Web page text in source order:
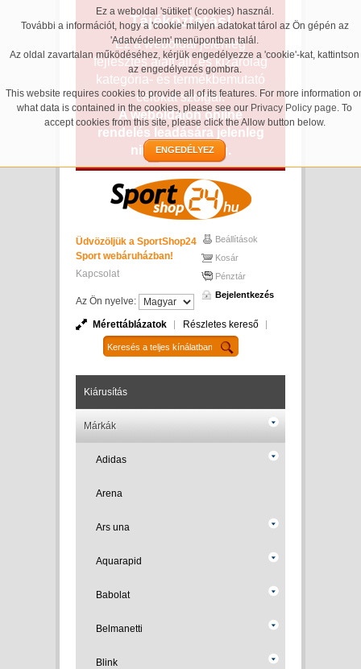
Ez a weboldal 'sütiket' (cookies) használ.
További a információt, hogy a 'cookie' milyen adatokat tárol az Ön gépén az
'Adatvédelem' menüpontban talál.
Az oldal zavartalan működéséhez, kérjük engedélyezze a 'cookie'-kat, kattintson
az engedélyezés gombra.
This website requires cookies to provide all of its features. For more information
what data is contained in the cookies, please see our Privacy Policy page. To
accept cookies from this site, please click the Allow button below.
ENGEDÉLYEZ
Tájékoztatás!
Ez a weboldal jelenleg
fejlesztés alatt áll, és kizárólag
kategória- és termékbemutató
célokat szolgál.
A weboldalon online
rendelés leadására jelenleg
nincs lehetőség.
Üdvözöljük a SportShop24
Sport webáruházban!
Kapcsolat
Az Ön nyelve:
Beállítások
Kosár
Pénztár
Bejelentkezés
Mérettáblázatok Részletes kereső
Kiárusítás
Márkák
Adidas
Arena
Ars una
Aquarapid
Babolat
Belmanetti
Blink